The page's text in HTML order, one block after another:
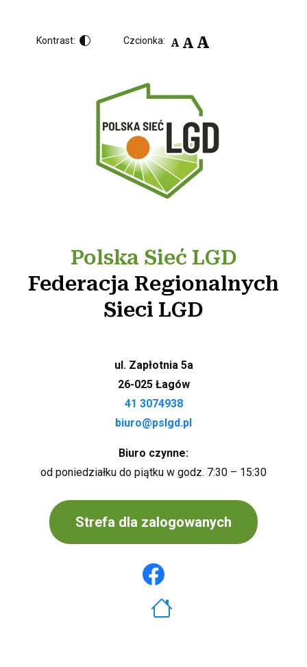
Kontrast: Czcionka: A A A
Polska Sieć LGD
Federacja Regionalnych
Sieci LGD
ul. Zapłotnia 5a
26-025 Łagów
41 3074938
biuro@pslgd.pl
Biuro czynne:
od poniedziałku do piątku w godz. 7:30 – 15:30
Strefa dla zalogowanych